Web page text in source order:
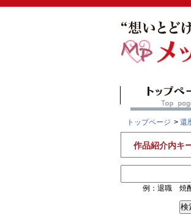
トップページ > 還
作品紹介内キ
例：退職 焼酎